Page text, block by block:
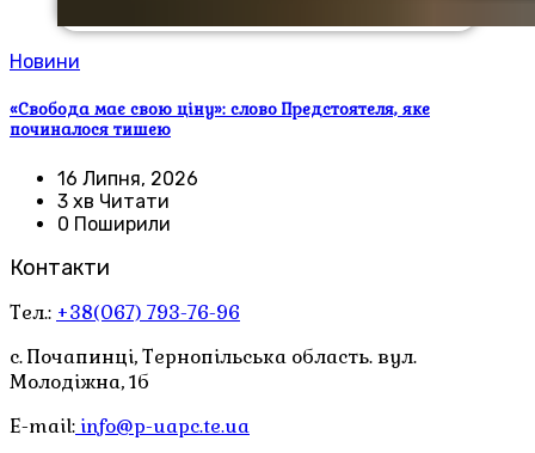
Новини
«Свобода має свою ціну»: слово Предстоятеля, яке
починалося тишею
16 Липня, 2026
3 хв Читати
0 Поширили
Контакти
Тел.: +38(067) 793-76-96
с. Почапинці, Тернопільська область. вул.
Молодіжна, 1б
E-mail: info@p-uapc.te.ua